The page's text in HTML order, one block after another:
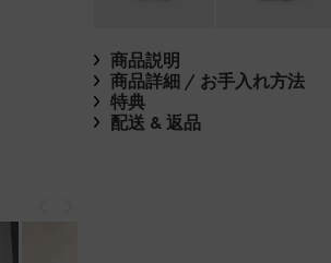
商品説明
商品詳細 / お手入れ方法
特典
配送 & 返品